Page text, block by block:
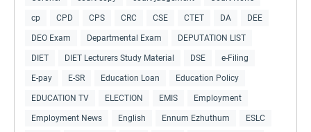
cp CPD CPS CRC CSE CTET DA DEE
DEO Exam Departmental Exam DEPUTATION LIST
DIET DIET Lecturers Study Material DSE e-Filing
E-pay E-SR Education Loan Education Policy
EDUCATION TV ELECTION EMIS Employment
Employment News English Ennum Ezhuthum ESLC